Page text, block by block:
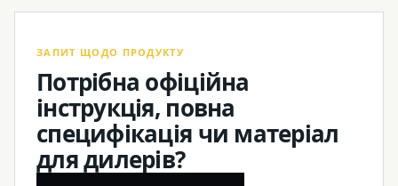
ЗАПИТ ЩОДО ПРОДУКТУ
Потрібна офіційна
інструкція, повна
специфікація чи матеріал
для дилерів?